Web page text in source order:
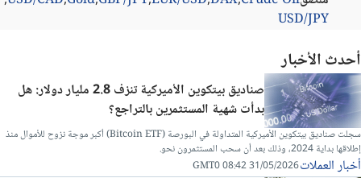
USD/JPY
أحدث الأخبار
صناديق بيتكوين الأميركية تنزف 2.8 مليار دولار: هل
بدأت شهية المستثمرين بالتراجع؟
سجلت صناديق بيتكوين الأميركية المتداولة في البورصة (Bitcoin ETF) أكبر موجة نزوح للأموال منذ
إطلاقها بداية 2024، وذلك بعد أن سحب المستثمرون نحو.
أخبار العملات31/05/2026 08:42 GMT0